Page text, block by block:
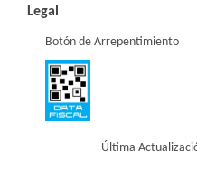
Legal
Botón de Arrepentimiento
Última